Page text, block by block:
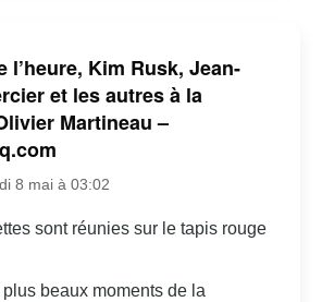
l’heure, Kim Rusk, Jean-
et les autres à la
Martineau –
8 mai à 03:02
sont réunies sur le tapis rouge
beaux moments de la